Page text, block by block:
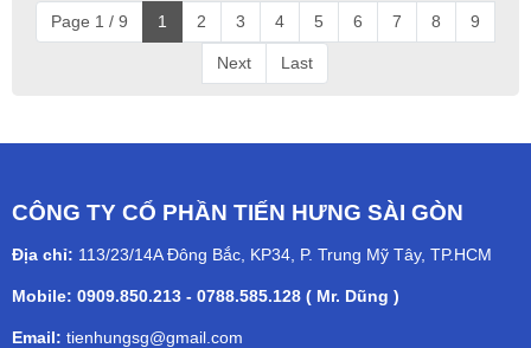
Page 1 / 9 1 2 3 4 5 6 7 8 9
Next Last
CÔNG TY CỔ PHẦN TIẾN HƯNG SÀI GÒN
Địa chỉ: 113/23/14A Đông Bắc, KP34, P. Trung Mỹ Tây, TP.HCM
Mobile: 0909.850.213 - 0788.585.128 ( Mr. Dũng )
Email: tienhungsg@gmail.com